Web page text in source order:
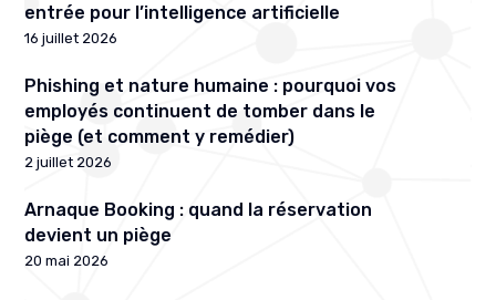
entrée pour l’intelligence artificielle
16 juillet 2026
Phishing et nature humaine : pourquoi vos
employés continuent de tomber dans le
piège (et comment y remédier)
2 juillet 2026
Arnaque Booking : quand la réservation
devient un piège
20 mai 2026